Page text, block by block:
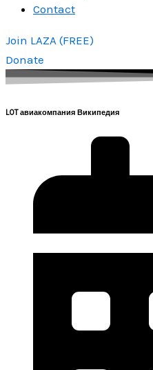
Contact
Join LAZA (FREE)
Donate
LOT авиакомпания Википедия